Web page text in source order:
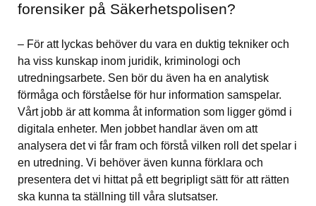
forensiker på Säkerhetspolisen?
– För att lyckas behöver du vara en duktig tekniker och
ha viss kunskap inom juridik, kriminologi och
utredningsarbete. Sen bör du även ha en analytisk
förmåga och förståelse för hur information samspelar.
Vårt jobb är att komma åt information som ligger gömd i
digitala enheter. Men jobbet handlar även om att
analysera det vi får fram och förstå vilken roll det spelar i
en utredning. Vi behöver även kunna förklara och
presentera det vi hittat på ett begripligt sätt för att rätten
ska kunna ta ställning till våra slutsatser.